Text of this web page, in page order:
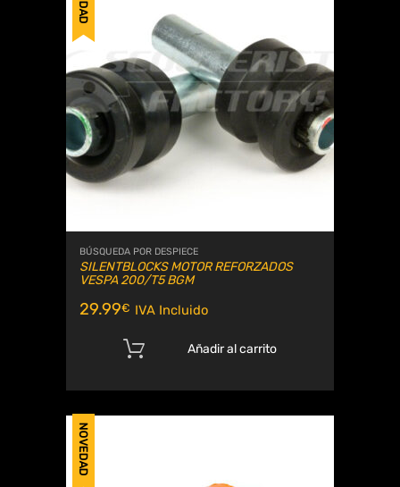
BÚSQUEDA POR DESPIECE
SILENTBLOCKS MOTOR REFORZADOS
VESPA 200/T5 BGM
29.99€ IVA Incluido
Añadir al carrito
NOVEDAD